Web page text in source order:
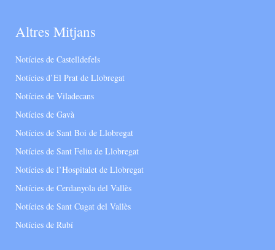
Altres Mitjans
Notícies de Castelldefels
Notícies d’El Prat de Llobregat
Notícies de Viladecans
Notícies de Gavà
Notícies de Sant Boi de Llobregat
Notícies de Sant Feliu de Llobregat
Notícies de l’Hospitalet de Llobregat
Notícies de Cerdanyola del Vallès
Notícies de Sant Cugat del Vallès
Notícies de Rubí